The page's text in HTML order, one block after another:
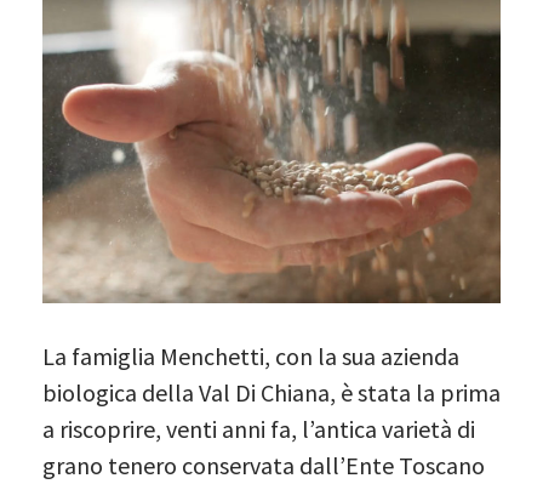
La famiglia Menchetti, con la sua azienda
biologica della Val Di Chiana, è stata la prima
a riscoprire, venti anni fa, l’antica varietà di
grano tenero conservata dall’Ente Toscano